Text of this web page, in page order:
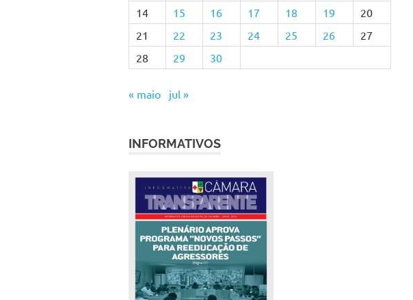
14
15 16 17 18 19
20
21
22 23 24 25 26
27
28
29 30
« maio jul »
INFORMATIVOS